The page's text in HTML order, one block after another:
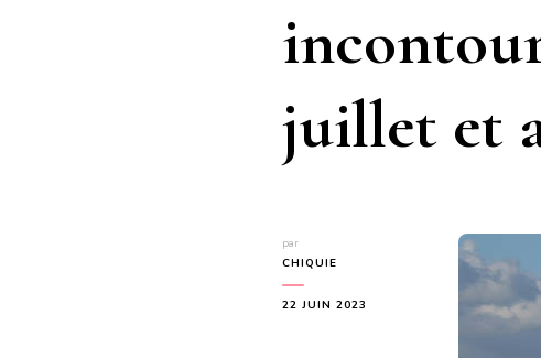
juillet et
par
CHIQUIE
22 JUIN 2023